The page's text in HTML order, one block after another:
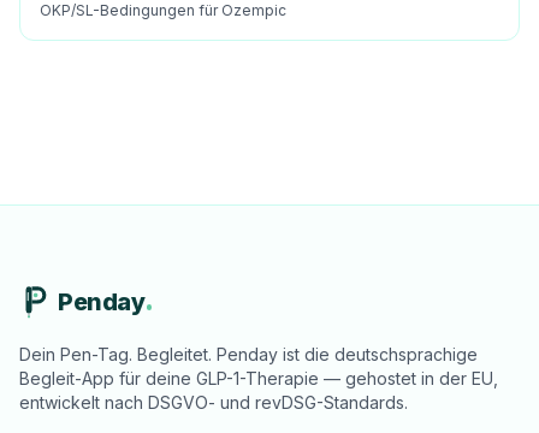
OKP/SL-Bedingungen für Ozempic
Penday
Dein Pen-Tag. Begleitet. Penday ist die deutschsprachige
Begleit-App für deine GLP-1-Therapie — gehostet in der EU,
entwickelt nach DSGVO- und revDSG-Standards.